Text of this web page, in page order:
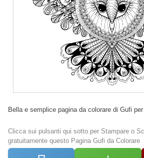
Bella e semplice pagina da colorare di Gufi
Clicca sui pulsanti qui sotto per Stampare o
gratuitamente questo Pagina Gufi da Colorare